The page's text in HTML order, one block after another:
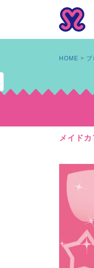
メイド
HOME ブ